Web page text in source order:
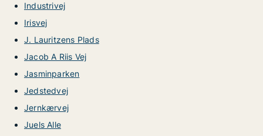
Industrivej
Irisvej
J. Lauritzens Plads
Jacob A Riis Vej
Jasminparken
Jedstedvej
Jernkærvej
Juels Alle